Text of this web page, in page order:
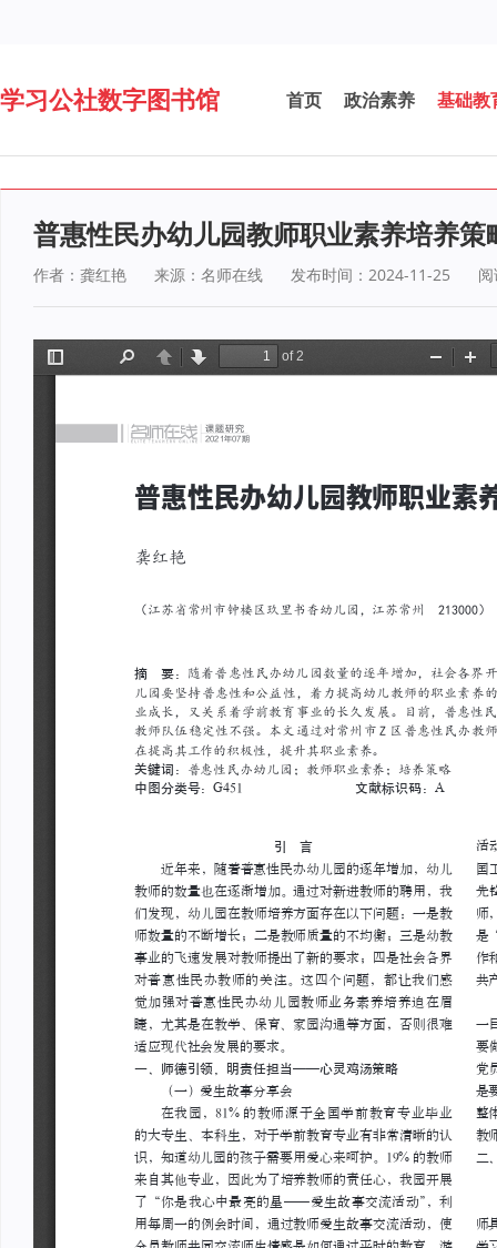
学习公社数字图书馆 首页 政治素养 基础教
普惠性民办幼儿园教师职业素养培养策
作者：龚红艳 来源：名师在线 发布时间：2024-11-25